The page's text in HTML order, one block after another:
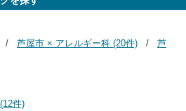
芦屋市 × アレルギー科 (20件)
芦
件)